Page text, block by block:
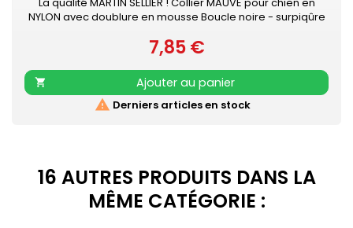
La qualité MARTIN SELLIER ! Collier MAUVE pour chien en
NYLON avec doublure en mousse Boucle noire - surpiqûre
davantage de confort Nylon ultra-résistant Boucle laquée
noire Couleur acidulée qui soulignera tout type de pelage.
Existe aussi en turquoise, vert, rouge, orange, noir, gris,
rose et beige
Prix
7,85 €

Ajouter au panier
 Derniers articles en stock
16 AUTRES PRODUITS DANS LA
MÊME CATÉGORIE :